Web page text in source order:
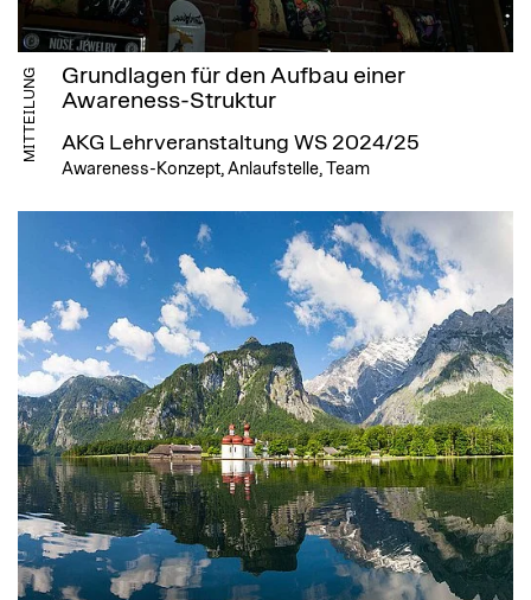
MITTEILUNG
Grundlagen für den Aufbau einer
Awareness-Struktur
AKG Lehrveranstaltung WS 2024/25
Awareness-Konzept, Anlaufstelle, Team